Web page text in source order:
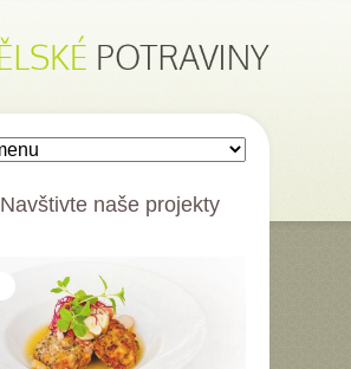
Navštivte naše projekty